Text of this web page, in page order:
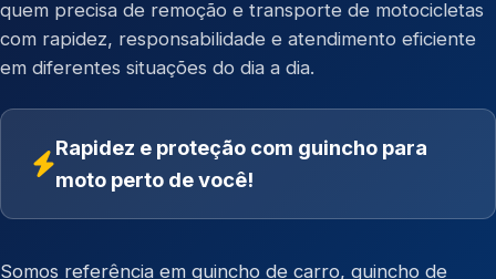
quem precisa de remoção e transporte de motocicletas
com rapidez, responsabilidade e atendimento eficiente
em diferentes situações do dia a dia.
Rapidez e proteção com guincho para
moto perto de você!
Somos referência em guincho de carro, guincho de